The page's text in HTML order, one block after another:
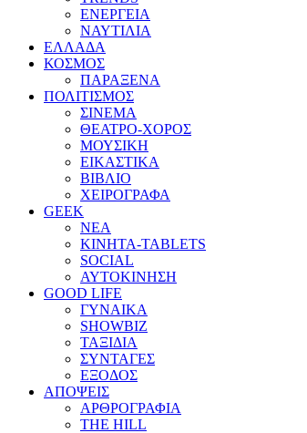
ΕΝΕΡΓΕΙΑ
ΝΑΥΤΙΛΙΑ
ΕΛΛΑΔΑ
ΚΟΣΜΟΣ
ΠΑΡΑΞΕΝΑ
ΠΟΛΙΤΙΣΜΟΣ
ΣΙΝΕΜΑ
ΘΕΑΤΡΟ-ΧΟΡΟΣ
ΜΟΥΣΙΚΗ
ΕΙΚΑΣΤΙΚΑ
ΒΙΒΛΙΟ
ΧΕΙΡΟΓΡΑΦΑ
GEEK
ΝΕΑ
ΚΙΝΗΤΑ-TABLETS
SOCIAL
ΑΥΤΟΚΙΝΗΣΗ
GOOD LIFE
ΓΥΝΑΙΚΑ
SHOWBIZ
ΤΑΞΙΔΙΑ
ΣΥΝΤΑΓΕΣ
ΕΞΟΔΟΣ
ΑΠΟΨΕΙΣ
ΑΡΘΡΟΓΡΑΦΙΑ
THE HILL